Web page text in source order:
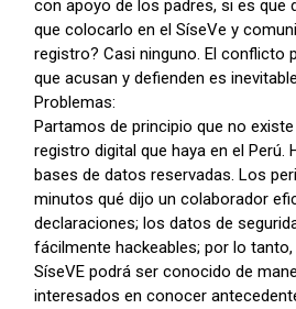
con apoyo de los padres, si es que
que colocarlo en el SíseVe y
registro? Casi ninguno. El conflicto
que acusan y defienden es
Problemas:
Partamos de principio que no
registro digital que haya en el Perú.
bases de datos reservadas. Los
minutos qué dijo un colaborador
declaraciones; los datos de
fácilmente hackeables; por lo
SíseVE podrá ser conocido de
interesados en conocer